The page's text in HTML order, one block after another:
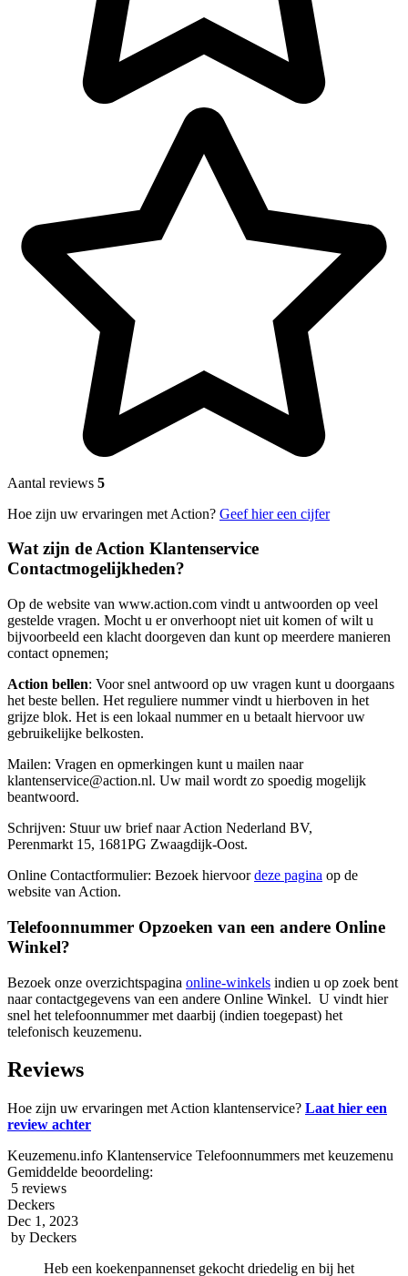
Aantal reviews 5
Hoe zijn uw ervaringen met Action? Geef hier een cijfer
Wat zijn de Action Klantenservice
Contactmogelijkheden?
Op de website van www.action.com vindt u antwoorden op veel
gestelde vragen. Mocht u er onverhoopt niet uit komen of wilt u
bijvoorbeeld een klacht doorgeven dan kunt op meerdere manieren
contact opnemen;
Action bellen: Voor snel antwoord op uw vragen kunt u doorgaans
het beste bellen. Het reguliere nummer vindt u hierboven in het
grijze blok. Het is een lokaal nummer en u betaalt hiervoor uw
gebruikelijke belkosten.
Mailen: Vragen en opmerkingen kunt u mailen naar
klantenservice@action.nl. Uw mail wordt zo spoedig mogelijk
beantwoord.
Schrijven: Stuur uw brief naar Action Nederland BV,
Perenmarkt 15, 1681PG Zwaagdijk-Oost.
Online Contactformulier: Bezoek hiervoordeze pagina op de
website van Action.
Telefoonnummer Opzoeken van een andere Online
Winkel?
Bezoek onze overzichtspagina online-winkels indien u op zoek bent
naar contactgegevens van een andere Online Winkel. U vindt hier
snel het telefoonnummer met daarbij (indien toegepast) het
telefonisch keuzemenu.
Reviews
Hoe zijn uw ervaringen met Action klantenservice? Laat hier een
review achter
Keuzemenu.info Klantenservice Telefoonnummers met keuzemenu
Gemiddelde beoordeling:
5 reviews
Deckers
Dec 1, 2023
by Deckers
Heb een koekenpannenset gekocht driedelig en bij het